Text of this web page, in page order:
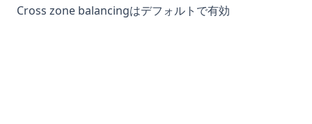
Cross zone balancingはデフォルトで有効